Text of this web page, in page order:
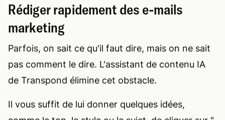
Rédiger rapidement des e-mails
marketing
Parfois, on sait ce qu'il faut dire, mais on ne sait
pas comment le dire. L'assistant de contenu IA
de Transpond élimine cet obstacle.
Il vous suffit de lui donner quelques idées,